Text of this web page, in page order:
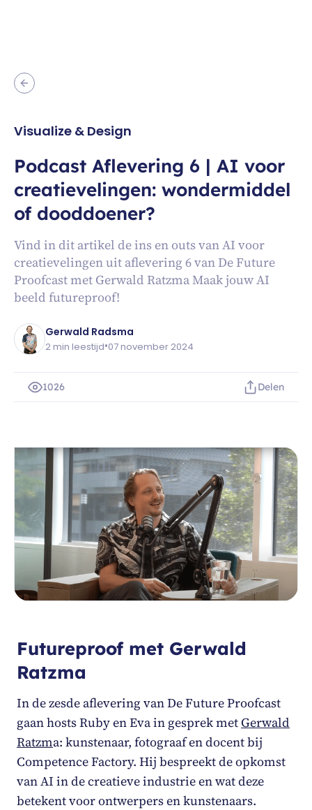
Visualize & Design
Podcast Aflevering 6 | AI voor
creatievelingen: wondermiddel
of dooddoener?
Vind in dit artikel de ins en outs van AI voor
creatievelingen uit aflevering 6 van De Future
Proofcast met Gerwald Ratzma Maak jouw AI
beeld futureproof!
Gerwald Radsma
2 min leestijd•07 november 2024
1026 Delen
Futureproof met Gerwald
Ratzma
In de zesde aflevering van De Future Proofcast
gaan hosts Ruby en Eva in gesprek metGerwald
Ratzma: kunstenaar, fotograaf en docent bij
Competence Factory. Hij bespreekt de opkomst
van AI in de creatieve industrie en wat deze
betekent voor ontwerpers en kunstenaars.